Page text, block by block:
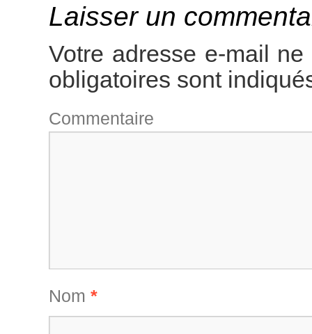
Laisser un
Votre adresse e-mail
obligatoires sont
Nom *